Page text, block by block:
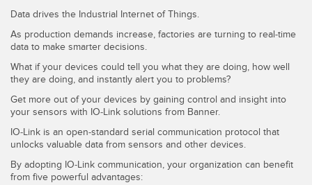
Sensori di vibrazioni
ACCESSORI
ACCESSORI
Convertitori
Set cavo
Data drives the Industrial Internet of Things.
As production demands increase, factories are turning to real-time
data to make smarter decisions.
What if your devices could tell you what they are doing, how well
they are doing, and instantly alert you to problems?
Get more out of your devices by gaining control and insight into
your sensors with IO-Link solutions from Banner.
IO-Link is an open-standard serial communication protocol that
unlocks valuable data from sensors and other devices.
By adopting IO-Link communication, your organization can benefit
from five powerful advantages: